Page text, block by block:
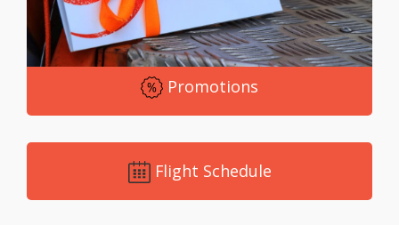
Promotions
Flight Schedule